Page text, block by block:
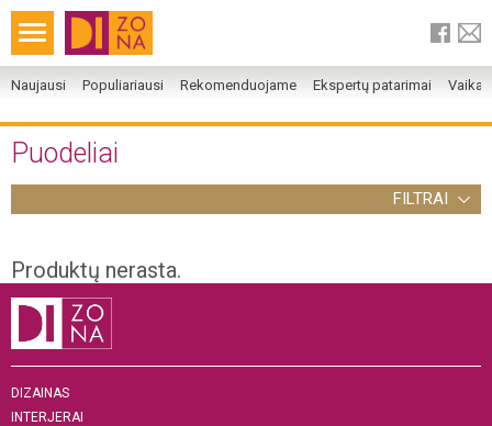
Naujausi Populiariausi Rekomenduojame Ekspertų patarimai
Puodeliai
FILTRAI
Produktų nerasta.
DIZAINAS
INTERJERAI